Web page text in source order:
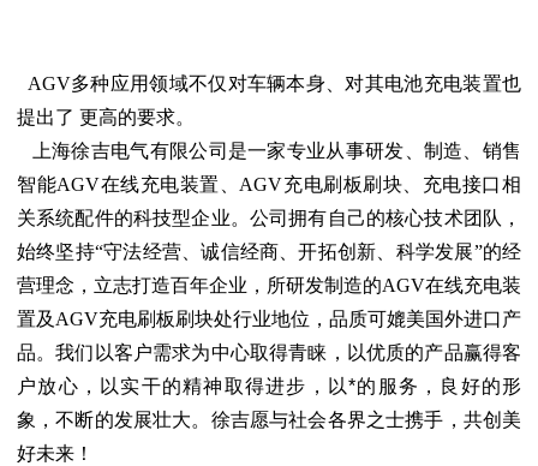
AGV多种应用领域不仅对车辆本身、对其电池充电装置也
提出了 更高的要求。
上海徐吉电气有限公司是一家专业从事研发、制造、销售
智能AGV在线充电装置、AGV充电刷板刷块、充电接口相
关系统配件的科技型企业。公司拥有自己的核心技术团队，
始终坚持“守法经营、诚信经商、开拓创新、科学发展”的经
营理念，立志打造百年企业，所研发制造的AGV在线充电装
置及AGV充电刷板刷块处行业地位，品质可媲美国外进口产
品。我们以客户需求为中心取得青睐，以优质的产品赢得客
户放心，以实干的精神取得进步，以*的服务，良好的形
象，不断的发展壮大。徐吉愿与社会各界之士携手，共创美
好未来！